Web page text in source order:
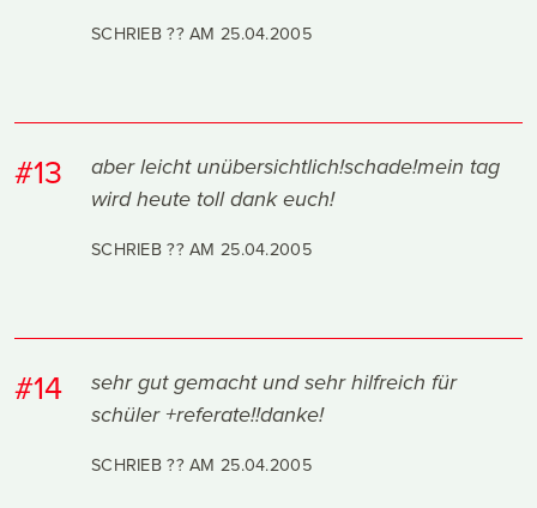
SCHRIEB ?? AM25.04.2005
#13
aber leicht unübersichtlich!schade!mein tag
wird heute toll dank euch!
SCHRIEB ?? AM25.04.2005
#14
sehr gut gemacht und sehr hilfreich für
schüler +referate!!danke!
SCHRIEB ?? AM25.04.2005